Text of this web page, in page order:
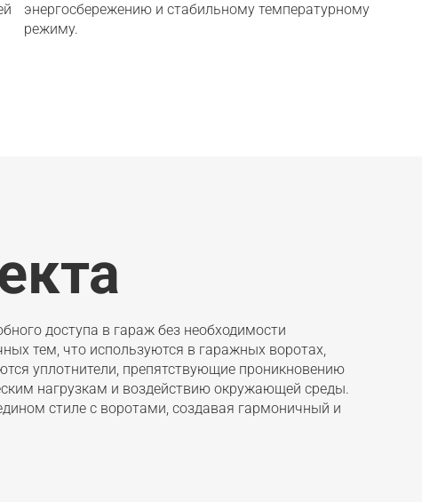
энергосбережению и стабильному температурному
режиму.
доступа в гараж без необходимости
тем, что используются в гаражных воротах,
уплотнители, препятствующие проникновению
нагрузкам и воздействию окружающей среды.
стиле с воротами, создавая гармоничный и